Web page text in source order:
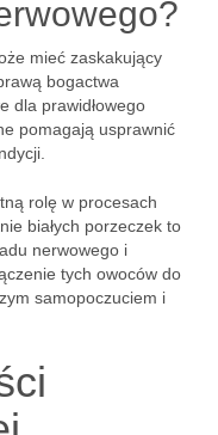
mieć zaskakujący
bogactwa
dla prawidłowego
pomagają usprawnić
rolę w procesach
białych porzeczek to
nerwowego i
tych owoców do
samopoczuciem i